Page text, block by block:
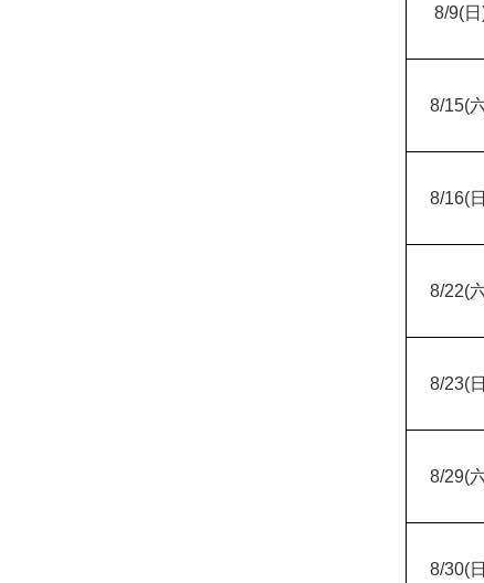
8/9(
8/15(
8/16(
8/22(
8/23(
8/29(
8/30(